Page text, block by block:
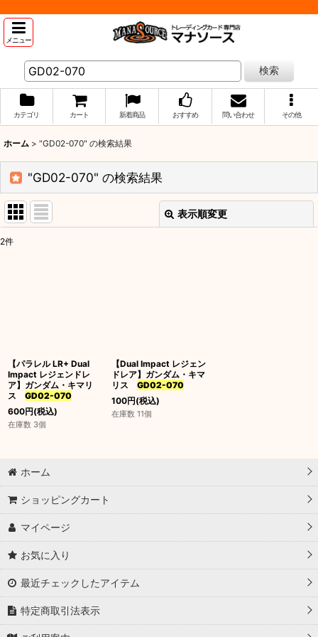
メニュー
検索
カテゴリ カート 新着商品 おすすめ 問い合わせ その他
ホーム > "GD02-070" の検索結果
"GD02-070" の検索結果
表示順変更
絞り込む
2件
【パラレル LR+ Dual
Impact レジェンドレ
ア】ガンダム・キマリ
ス GD02-070
600円(税込)
在庫数 3個
【Dual Impact レジェン
ドレア】ガンダム・キマ
リス GD02-070
100円(税込)
在庫数 11個
ホーム
ショッピングカート
マイページ
お気に入り
最近チェックしたアイテム
特定商取引法表示